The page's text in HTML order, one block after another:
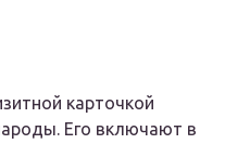
карточкой
Его включают в